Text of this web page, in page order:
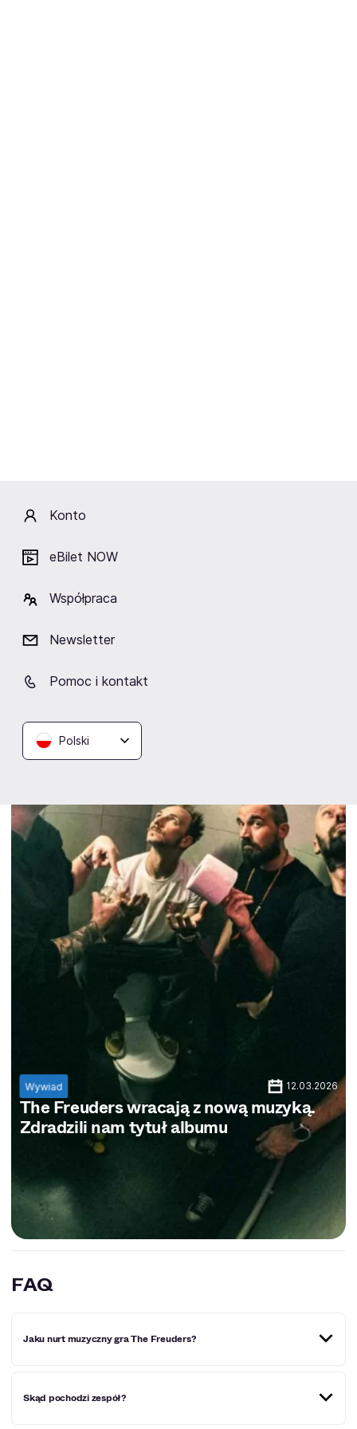
Konto
eBilet NOW
Współpraca
Newsletter
Pomoc i kontakt
Polski
Kliknij „Obserwuj”, a prześlemy do Ciebie
12.03.2026
Wywiad
The Freuders wracają z nową muzyką.
Zdradzili nam tytuł albumu
FAQ
Jaku nurt muzyczny gra The Freuders?
stawiający na solidność sekcji rytmicznej, zalany
Skąd pochodzi zespół?